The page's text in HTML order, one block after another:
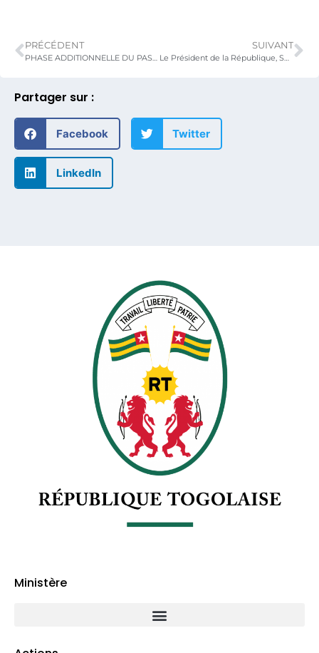
Partager sur :
Facebook Twitter
LinkedIn
PRÉCÉDENT
PHASE ADDITIONNELLE DU PASA : Bilan de la 1ère campagne de vaccination
SUIVANT
Le Président de la République, Son Excellence Monsieur Faure Essozimna GNASSINGBE inaugure l’usine JUS DELICE S.A dans le ZIO
Ministère